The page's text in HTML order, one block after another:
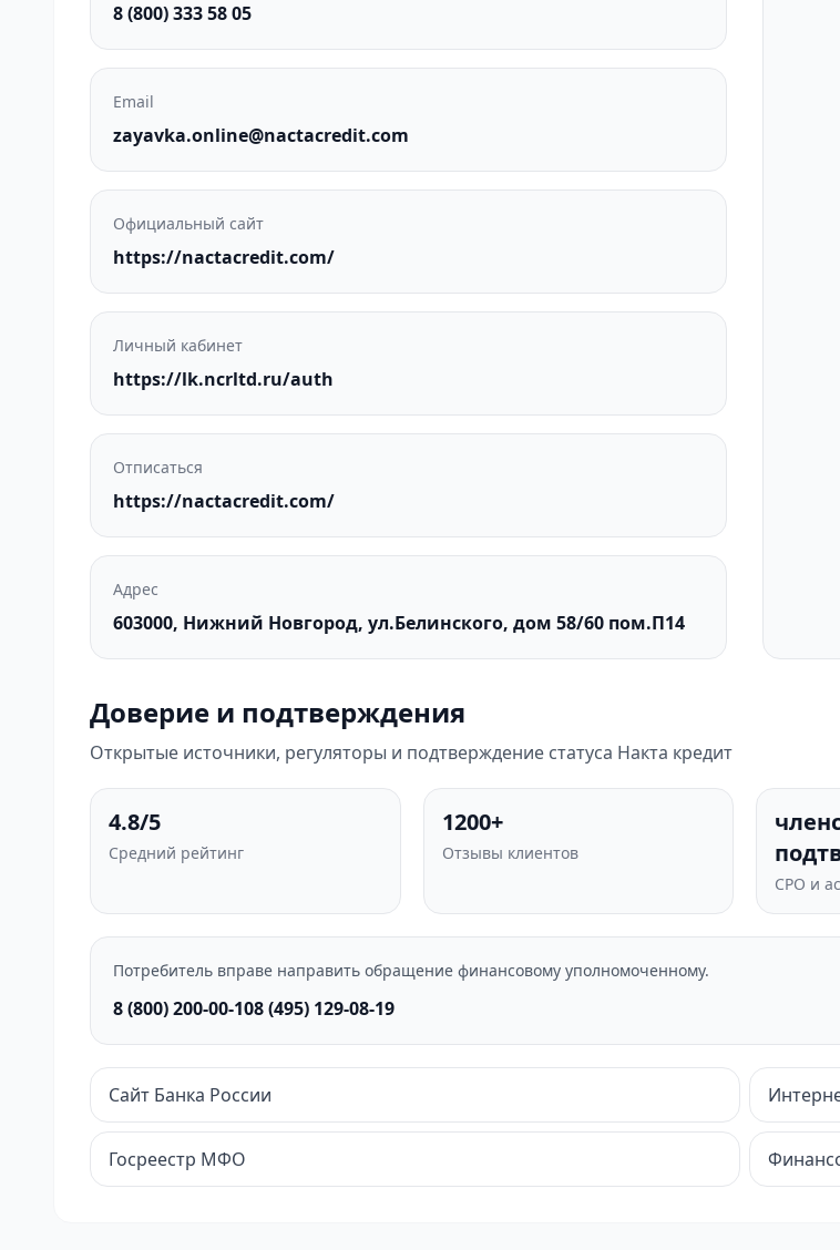
8 (800) 333 58 05
Email
zayavka.online@nactacredit.com
Официальный сайт
https://nactacredit.com/
Личный кабинет
https://lk.ncrltd.ru/auth
Отписаться
https://nactacredit.com/
Адрес
603000, Нижний Новгород, ул.Белинского, дом 58/60 пом.П14
Доверие и подтверждения
Открытые источники, регуляторы и подтверждение статуса Накта кредит
4.8/5
Средний рейтинг
1200+
Отзывы клиентов
СРО и
Потребитель вправе направить обращение финансовому уполномоченному.
8 (800) 200-00-108 (495) 129-08-19
Сайт Банка России
Госреестр МФО